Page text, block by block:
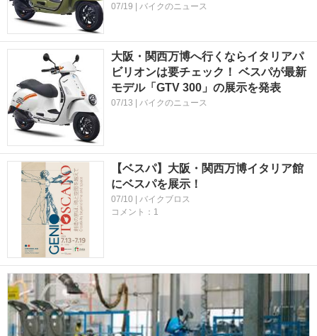
07/19 | バイクのニュース
大阪・関西万博へ行くならイタリアパ
ビリオンは要チェック！ ベスパが最新
モデル「GTV 300」の展示を発表
07/13 | バイクのニュース
【ベスパ】大阪・関西万博イタリア館
にベスパを展示！
07/10 | バイクブロス
コメント：1